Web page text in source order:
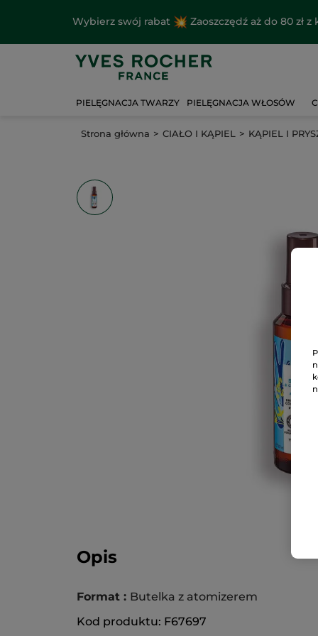
Wybierz swój rabat Zaoszczędź aż do 80 zł z
PIELĘGNACJA TWARZY PIELĘGNACJA WŁOSÓW
Strona główna CIAŁO I KĄPIEL KĄPIEL I
Opis
Format : Butelka z atomizerem
Kod produktu: F67697